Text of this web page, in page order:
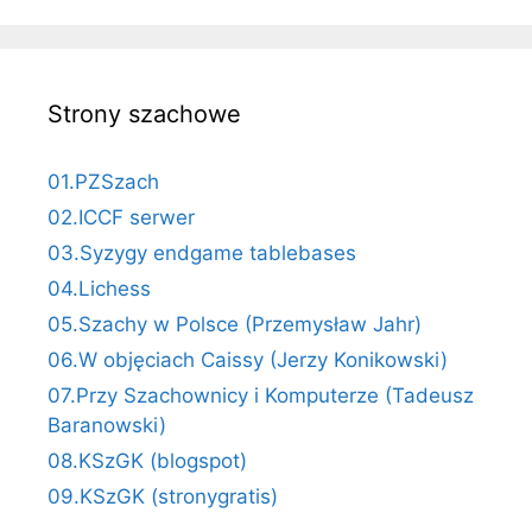
Strony szachowe
01.PZSzach
02.ICCF serwer
03.Syzygy endgame tablebases
04.Lichess
05.Szachy w Polsce (Przemysław Jahr)
06.W objęciach Caissy (Jerzy Konikowski)
07.Przy Szachownicy i Komputerze (Tadeusz
Baranowski)
08.KSzGK (blogspot)
09.KSzGK (stronygratis)